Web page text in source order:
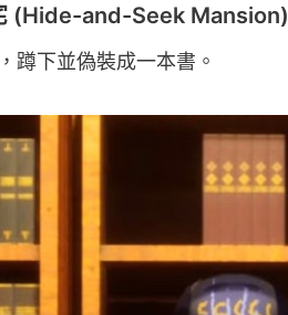
(Hide-and-Seek Mansion)
蹲下並偽裝成一本書。